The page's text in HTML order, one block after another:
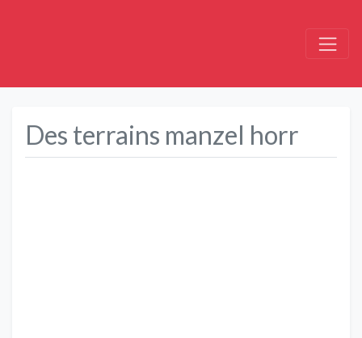
Des terrains manzel horr